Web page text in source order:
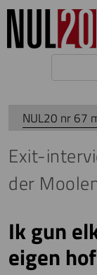
Overslaan en naar de
NUL20 nr 67
Exit-
der
Ik gun
eigen